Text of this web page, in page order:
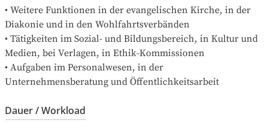
• Weitere Funktionen in der evangelischen Kirche, in der
Diakonie und in den Wohlfahrtsverbänden
• Tätigkeiten im Sozial- und Bildungsbereich, in Kultur und
Medien, bei Verlagen, in Ethik-Kommissionen
• Aufgaben im Personalwesen, in der
Unternehmensberatung und Öffentlichkeitsarbeit
Dauer / Workload